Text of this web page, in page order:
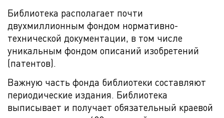
Библиотека располагает почти
двухмиллионным фондом нормативно-
технической документации, в том числе
уникальным фондом описаний изобретений
(патентов).
Важную часть фонда библиотеки составляют
периодические издания. Библиотека
выписывает и получает обязательный краевой